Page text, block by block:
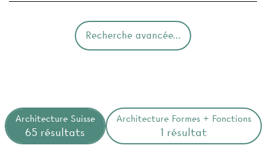
Recherche avancée…
Architecture Suisse
65 résultats
Architecture Formes + Fonctions
1 résultat